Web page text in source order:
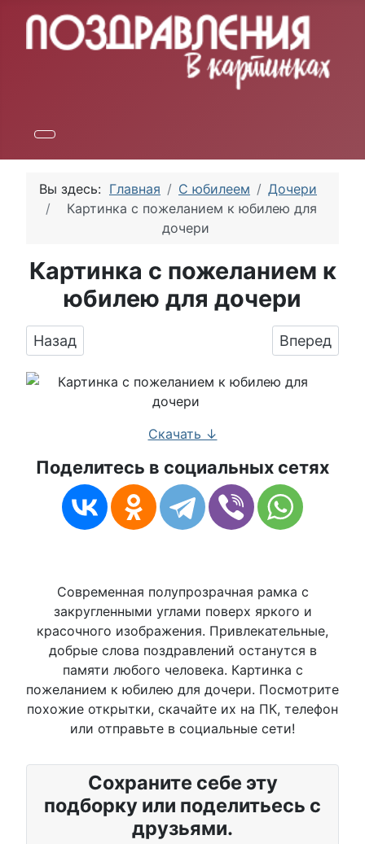
Вы здесь: Главная С юбилеем
Дочери
Картинка с пожеланием к юбилею для
дочери
Картинка с пожеланием к
юбилею для дочери
Предыдущий: Весёлый текст для дочери в
Назад Вперед
Скачать ↓
Поделитесь в социальных сетях
Современная полупрозрачная рамка с
закругленными углами поверх яркого и
красочного изображения. Привлекательные,
добрые слова поздравлений останутся в
памяти любого человека. Картинка с
пожеланием к юбилею для дочери. Посмотрите
похожие открытки, скачайте их на ПК, телефон
или отправьте в социальные сети!
Сохраните себе эту
подборку или поделитьесь с
друзьями.